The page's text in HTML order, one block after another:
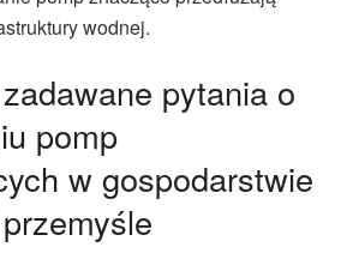
wodnej.
pytania o
pomp
w gospodarstwie